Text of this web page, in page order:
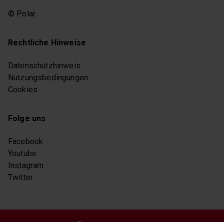
© Polar
Rechtliche Hinweise
Datenschutzhinweis
Nutzungsbedingungen
Cookies
Folge uns
Facebook
Youtube
Instagram
Twitter